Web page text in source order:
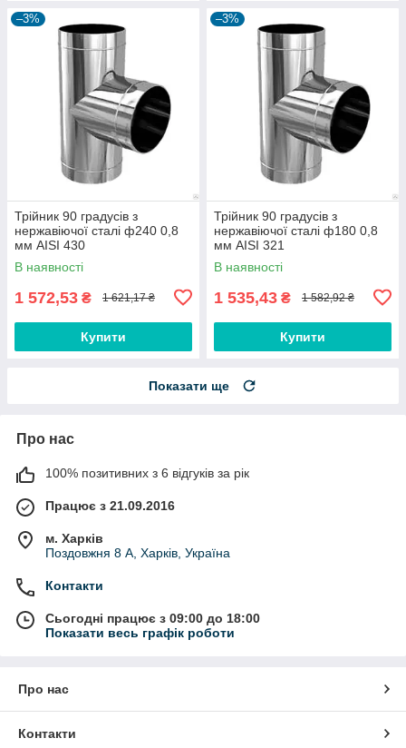
–3%
Трійник 90 градусів з
нержавіючої сталі ф240 0,8
мм AISI 430
В наявності
1 572,53 ₴ 1 621,17 ₴
Купити
–3%
Трійник 90 градусів з
нержавіючої сталі ф180 0,8
мм AISI 321
В наявності
1 535,43 ₴ 1 582,92 ₴
Купити
Показати ще
Про нас
100% позитивних з 6 відгуків за рік
Працює з 21.09.2016
м. Харків
Поздовжня 8 А, Харків, Україна
Контакти
Сьогодні працює з 09:00 до 18:00
Показати весь графік роботи
Про нас
Контакти